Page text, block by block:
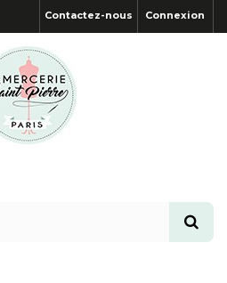
Connexion
Contactez-nous